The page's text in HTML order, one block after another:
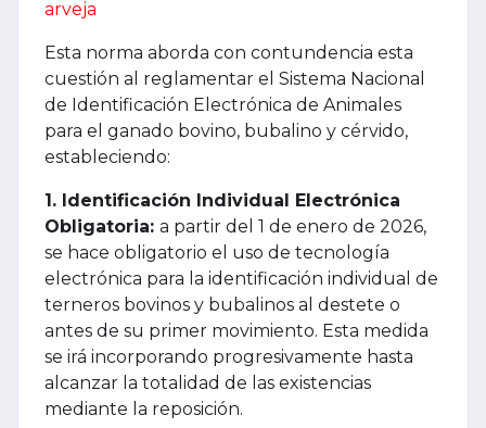
arveja
Esta norma aborda con contundencia esta
cuestión al reglamentar el Sistema Nacional
de Identificación Electrónica de Animales
para el ganado bovino, bubalino y cérvido,
estableciendo:
1. Identificación Individual Electrónica
Obligatoria: a partir del 1 de enero de 2026,
se hace obligatorio el uso de tecnología
electrónica para la identificación individual de
terneros bovinos y bubalinos al destete o
antes de su primer movimiento. Esta medida
se irá incorporando progresivamente hasta
alcanzar la totalidad de las existencias
mediante la reposición.